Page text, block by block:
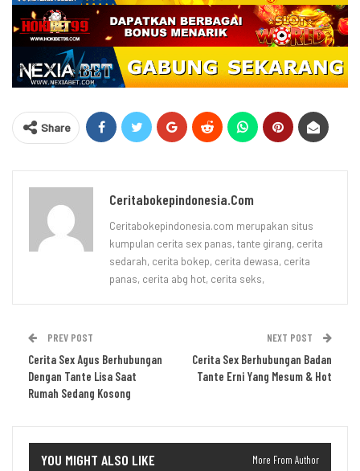
Share
Ceritabokepindonesia.com
Ceritabokepindonesia.com merupakan situs
kumpulan cerita sex panas, tante girang, cerita
sedarah, cerita bokep, cerita dewasa, cerita
panas, cerita abg hot, cerita seks,
PREV POST
Cerita Sex Agus Berhubungan
Dengan Tante Lisa Saat
Rumah Sedang Kosong
NEXT POST
Cerita Sex Berhubungan Badan
Tante Erni Yang Mesum & Hot
YOU MIGHT ALSO LIKE More From Author